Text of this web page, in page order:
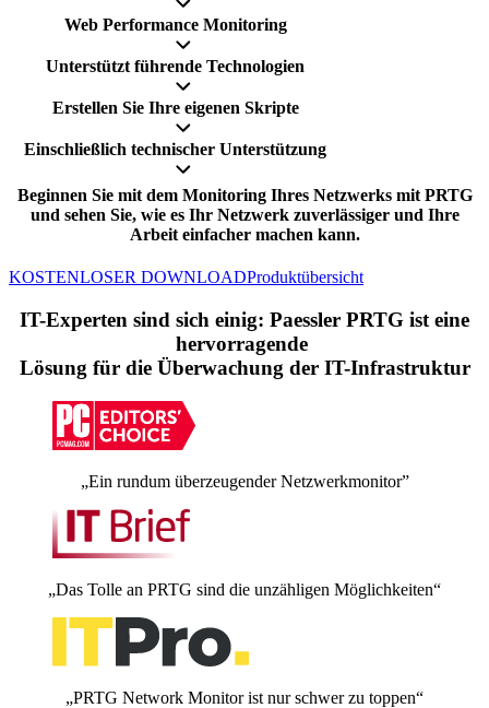
Web Performance Monitoring
Unterstützt führende Technologien
Erstellen Sie Ihre eigenen Skripte
Einschließlich technischer Unterstützung
Beginnen Sie mit dem Monitoring Ihres Netzwerks mit PRTG
und sehen Sie, wie es Ihr Netzwerk zuverlässiger und Ihre
Arbeit einfacher machen kann.
KOSTENLOSER DOWNLOADProduktübersicht
IT-Experten sind sich einig: Paessler PRTG ist eine
hervorragende
Lösung für die Überwachung der IT-Infrastruktur
„Ein rundum überzeugender Netzwerkmonitor”
„Das Tolle an PRTG sind die unzähligen Möglichkeiten“
„PRTG Network Monitor ist nur schwer zu toppen“